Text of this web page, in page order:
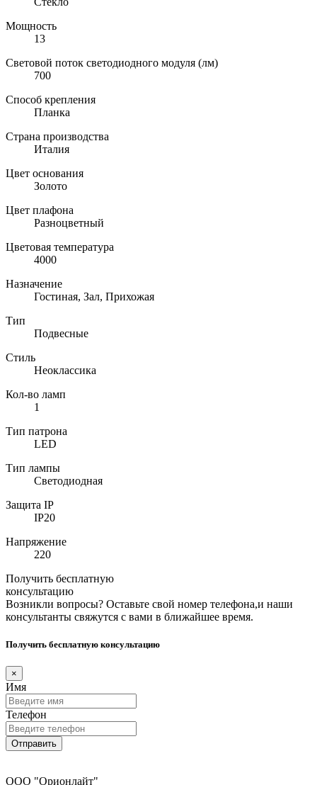
Мощность
13
Световой поток светодиодного модуля (лм)
700
Способ крепления
Планка
Страна производства
Италия
Цвет основания
Золото
Цвет плафона
Разноцветный
Цветовая температура
4000
Назначение
Гостиная, Зал, Прихожая
Тип
Подвесные
Стиль
Неоклассика
Кол-во ламп
1
Тип патрона
LED
Тип лампы
Светодиодная
Защита IP
IP20
Напряжение
220
Получить бесплатную
консультацию
Возникли вопросы? Оставьте свой номер телефона,и наши
консультанты свяжутся с вами в ближайшее время.
Получить бесплатную консультацию
×
Имя
Телефон
Отправить
ООО "Орионлайт"